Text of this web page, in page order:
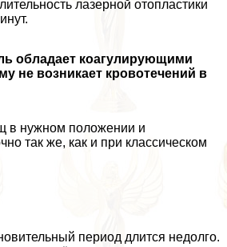
лазерной отопластики
обладает коагулирующими
не возникает кровотечений в
в нужном положении и
так же, как и при классическом
период длится недолго.